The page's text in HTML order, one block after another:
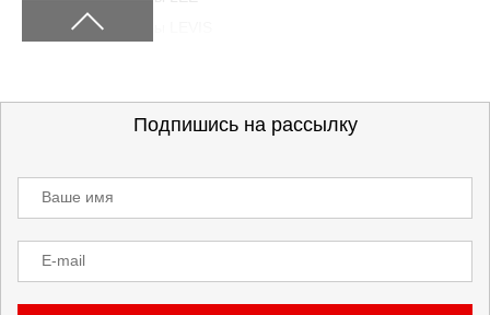
Женские джемперы LEVIS
Женские джемперы S.Oliver
Женские джемперы Billabong
Подпишись на рассылку
Ваше имя
E-mail